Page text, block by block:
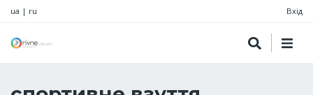
ua | ru Вхід